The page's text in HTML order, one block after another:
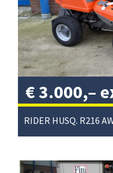
RIDER HUSQ. R216
€3.000,–
btw/